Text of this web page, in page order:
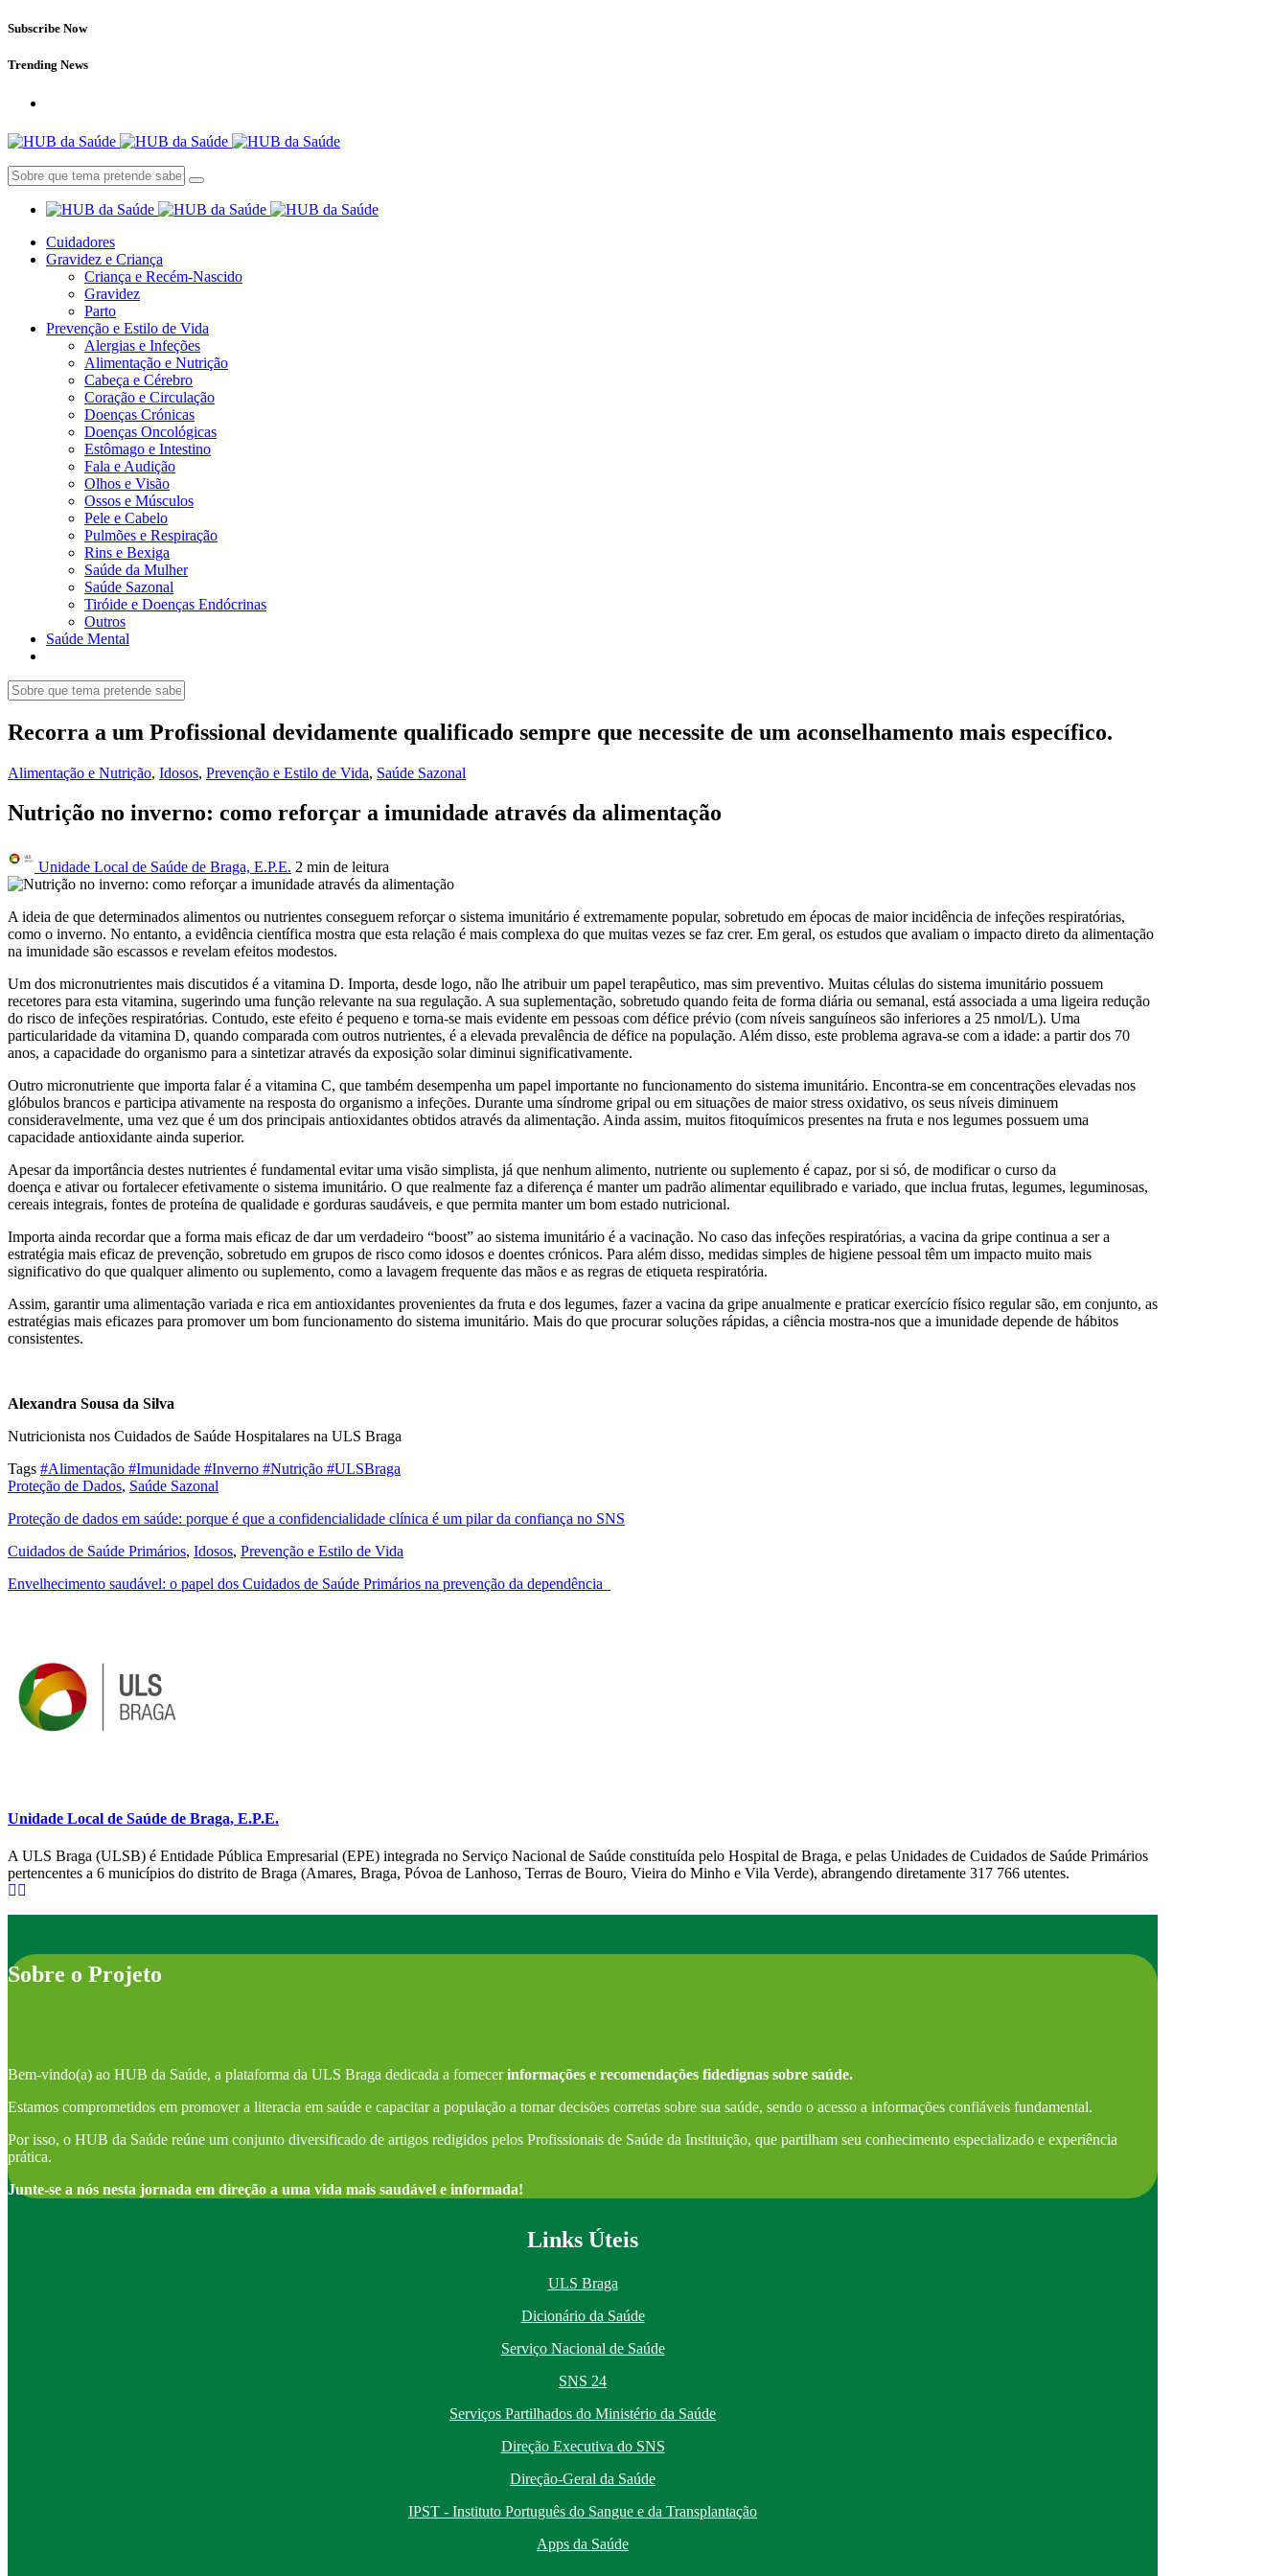
Subscribe Now
Trending News
Cuidadores
Gravidez e Criança
Criança e Recém-Nascido
Gravidez
Parto
Prevenção e Estilo de Vida
Alergias e Infeções
Alimentação e Nutrição
Cabeça e Cérebro
Coração e Circulação
Doenças Crónicas
Doenças Oncológicas
Estômago e Intestino
Fala e Audição
Olhos e Visão
Ossos e Músculos
Pele e Cabelo
Pulmões e Respiração
Rins e Bexiga
Saúde da Mulher
Saúde Sazonal
Tiróide e Doenças Endócrinas
Outros
Saúde Mental
Recorra a um Profissional devidamente qualificado sempre que necessite de um aconselhamento mais específico.
Alimentação e Nutrição, Idosos, Prevenção e Estilo de Vida, Saúde Sazonal
Nutrição no inverno: como reforçar a imunidade através da alimentação
Unidade Local de Saúde de Braga, E.P.E. 2 min de leitura
A ideia de que determinados alimentos ou nutrientes conseguem reforçar o sistema imunitário é extremamente popular, sobretudo em épocas de maior incidência de infeções respiratórias,
como o inverno. No entanto, a evidência científica mostra que esta relação é mais complexa do que muitas vezes se faz crer. Em geral, os estudos que avaliam o impacto direto da alimentação
na imunidade são escassos e revelam efeitos modestos.
Um dos micronutrientes mais discutidos é a vitamina D. Importa, desde logo, não lhe atribuir um papel terapêutico, mas sim preventivo. Muitas células do sistema imunitário possuem
recetores para esta vitamina, sugerindo uma função relevante na sua regulação. A sua suplementação, sobretudo quando feita de forma diária ou semanal, está associada a uma ligeira redução
do risco de infeções respiratórias. Contudo, este efeito é pequeno e torna-se mais evidente em pessoas com défice prévio (com níveis sanguíneos são inferiores a 25 nmol/L). Uma
particularidade da vitamina D, quando comparada com outros nutrientes, é a elevada prevalência de défice na população. Além disso, este problema agrava-se com a idade: a partir dos 70
anos, a capacidade do organismo para a sintetizar através da exposição solar diminui significativamente.
Outro micronutriente que importa falar é a vitamina C, que também desempenha um papel importante no funcionamento do sistema imunitário. Encontra-se em concentrações elevadas nos
glóbulos brancos e participa ativamente na resposta do organismo a infeções. Durante uma síndrome gripal ou em situações de maior stress oxidativo, os seus níveis diminuem
consideravelmente, uma vez que é um dos principais antioxidantes obtidos através da alimentação. Ainda assim, muitos fitoquímicos presentes na fruta e nos legumes possuem uma
capacidade antioxidante ainda superior.
Apesar da importância destes nutrientes é fundamental evitar uma visão simplista, já que nenhum alimento, nutriente ou suplemento é capaz, por si só, de modificar o curso da
doença e ativar ou fortalecer efetivamente o sistema imunitário. O que realmente faz a diferença é manter um padrão alimentar equilibrado e variado, que inclua frutas, legumes, leguminosas,
cereais integrais, fontes de proteína de qualidade e gorduras saudáveis, e que permita manter um bom estado nutricional.
Importa ainda recordar que a forma mais eficaz de dar um verdadeiro “boost” ao sistema imunitário é a vacinação. No caso das infeções respiratórias, a vacina da gripe continua a ser a
estratégia mais eficaz de prevenção, sobretudo em grupos de risco como idosos e doentes crónicos. Para além disso, medidas simples de higiene pessoal têm um impacto muito mais
significativo do que qualquer alimento ou suplemento, como a lavagem frequente das mãos e as regras de etiqueta respiratória.
Assim, garantir uma alimentação variada e rica em antioxidantes provenientes da fruta e dos legumes, fazer a vacina da gripe anualmente e praticar exercício físico regular são, em conjunto, as
estratégias mais eficazes para promover um bom funcionamento do sistema imunitário. Mais do que procurar soluções rápidas, a ciência mostra-nos que a imunidade depende de hábitos
consistentes.
Alexandra Sousa da Silva
Nutricionista nos Cuidados de Saúde Hospitalares na ULS Braga
Tags #Alimentação #Imunidade #Inverno #Nutrição #ULSBraga
Proteção de Dados, Saúde Sazonal
Proteção de dados em saúde: porque é que a confidencialidade clínica é um pilar da confiança no SNS
Cuidados de Saúde Primários, Idosos, Prevenção e Estilo de Vida
Envelhecimento saudável: o papel dos Cuidados de Saúde Primários na prevenção da dependência
Unidade Local de Saúde de Braga, E.P.E.
A ULS Braga (ULSB) é Entidade Pública Empresarial (EPE) integrada no Serviço Nacional de Saúde constituída pelo Hospital de Braga, e pelas Unidades de Cuidados de Saúde Primários
pertencentes a 6 municípios do distrito de Braga (Amares, Braga, Póvoa de Lanhoso, Terras de Bouro, Vieira do Minho e Vila Verde), abrangendo diretamente 317 766 utentes.
Sobre o Projeto
Bem-vindo(a) ao HUB da Saúde, a plataforma da ULS Braga dedicada a fornecerinformações e recomendações fidedignas sobre saúde.
Estamos comprometidos em promover a literacia em saúde e capacitar a população a tomar decisões corretas sobre sua saúde, sendo o acesso a informações confiáveis fundamental.
Por isso, o HUB da Saúde reúne um conjunto diversificado de artigos redigidos pelos Profissionais de Saúde da Instituição, que partilham seu conhecimento especializado e experiência
prática.
Junte-se a nós nesta jornada em direção a uma vida mais saudável e informada!
Links Úteis
ULS Braga
Dicionário da Saúde
Serviço Nacional de Saúde
SNS 24
Serviços Partilhados do Ministério da Saúde
Direção Executiva do SNS
Direção-Geral da Saúde
IPST - Instituto Português do Sangue e da Transplantação
Apps da Saúde